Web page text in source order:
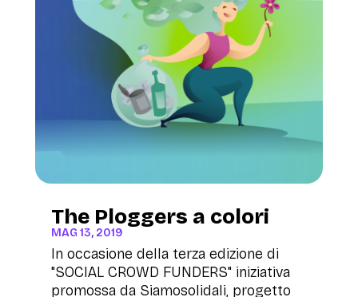
The Ploggers a colori
MAG 13, 2019
In occasione della terza edizione di
"SOCIAL CROWD FUNDERS" iniziativa
promossa da Siamosolidali, progetto